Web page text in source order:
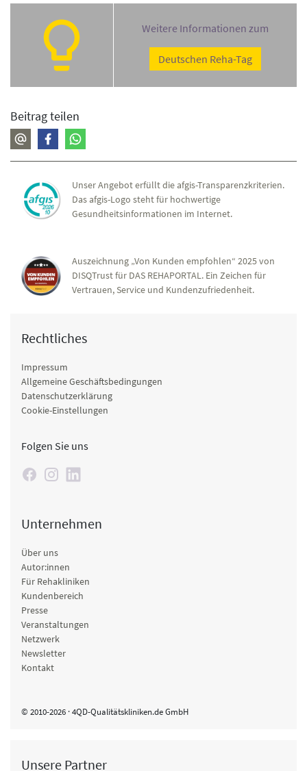
Weitere Informationen zum
Deutschen Reha-Tag
Beitrag teilen
Unser Angebot erfüllt die afgis-Transparenzkriterien.
Das afgis-Logo steht für hochwertige
Gesundheitsinformationen im Internet.
Auszeichnung „Von Kunden empfohlen“ 2025 von
DISQTrust für DAS REHAPORTAL. Ein Zeichen für
Vertrauen, Service und Kundenzufriedenheit.
Rechtliches
Impressum
Allgemeine Geschäftsbedingungen
Datenschutzerklärung
Cookie-Einstellungen
Folgen Sie uns
Unternehmen
Über uns
Autor:innen
Für Rehakliniken
Kundenbereich
Presse
Veranstaltungen
Netzwerk
Newsletter
Kontakt
© 2010-2026 · 4QD-Qualitätskliniken.de GmbH
Unsere Partner